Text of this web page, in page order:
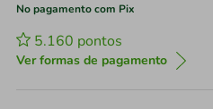
No pagamento com Pix
5.160 pontos
Ver formas de pagamento